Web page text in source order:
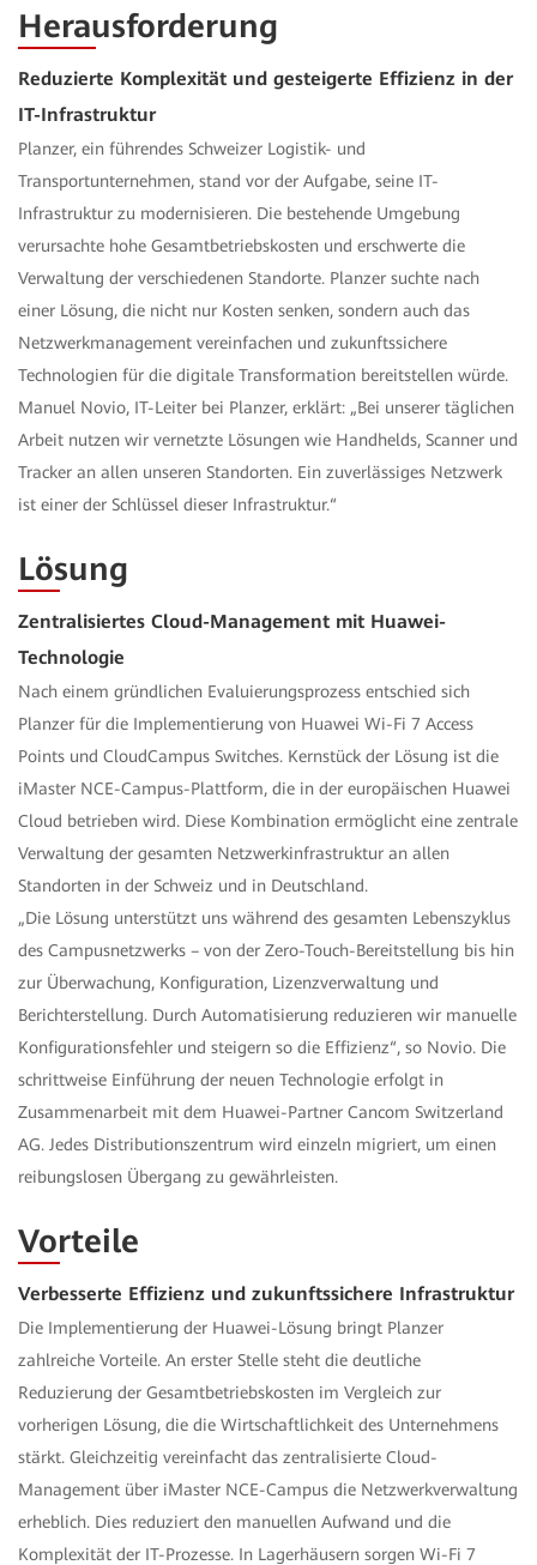
Herausforderung
Reduzierte Komplexität und gesteigerte Effizienz in der
IT-Infrastruktur
Planzer, ein führendes Schweizer Logistik- und
Transportunternehmen, stand vor der Aufgabe, seine IT-
Infrastruktur zu modernisieren. Die bestehende Umgebung
verursachte hohe Gesamtbetriebskosten und erschwerte die
Verwaltung der verschiedenen Standorte. Planzer suchte nach
einer Lösung, die nicht nur Kosten senken, sondern auch das
Netzwerkmanagement vereinfachen und zukunftssichere
Technologien für die digitale Transformation bereitstellen würde.
Manuel Novio, IT-Leiter bei Planzer, erklärt: „Bei unserer täglichen
Arbeit nutzen wir vernetzte Lösungen wie Handhelds, Scanner und
Tracker an allen unseren Standorten. Ein zuverlässiges Netzwerk
ist einer der Schlüssel dieser Infrastruktur.“
Lösung
Zentralisiertes Cloud-Management mit Huawei-
Technologie
Nach einem gründlichen Evaluierungsprozess entschied sich
Planzer für die Implementierung von Huawei Wi-Fi 7 Access
Points und CloudCampus Switches. Kernstück der Lösung ist die
iMaster NCE-Campus-Plattform, die in der europäischen Huawei
Cloud betrieben wird. Diese Kombination ermöglicht eine zentrale
Verwaltung der gesamten Netzwerkinfrastruktur an allen
Standorten in der Schweiz und in Deutschland.
„Die Lösung unterstützt uns während des gesamten Lebenszyklus
des Campusnetzwerks – von der Zero-Touch-Bereitstellung bis hin
zur Überwachung, Konfiguration, Lizenzverwaltung und
Berichterstellung. Durch Automatisierung reduzieren wir manuelle
Konfigurationsfehler und steigern so die Effizienz“, so Novio. Die
schrittweise Einführung der neuen Technologie erfolgt in
Zusammenarbeit mit dem Huawei-Partner Cancom Switzerland
AG. Jedes Distributionszentrum wird einzeln migriert, um einen
reibungslosen Übergang zu gewährleisten.
Vorteile
Verbesserte Effizienz und zukunftssichere Infrastruktur
Die Implementierung der Huawei-Lösung bringt Planzer
zahlreiche Vorteile. An erster Stelle steht die deutliche
Reduzierung der Gesamtbetriebskosten im Vergleich zur
vorherigen Lösung, die die Wirtschaftlichkeit des Unternehmens
stärkt. Gleichzeitig vereinfacht das zentralisierte Cloud-
Management über iMaster NCE-Campus die Netzwerkverwaltung
erheblich. Dies reduziert den manuellen Aufwand und die
Komplexität der IT-Prozesse. In Lagerhäusern sorgen Wi-Fi 7